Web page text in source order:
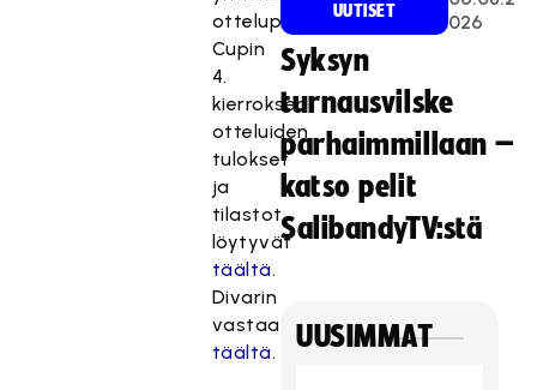
ottelupariin.
Cupin
4.
kierroksen
otteluiden
tulokset
ja
tilastot
löytyvät
täältä.
Divarin
vastaavat
täältä.
UUTISET
026
Syksyn
turnausvilske
parhaimmillaan –
katso pelit
SalibandyTV:stä
UUSIMMAT